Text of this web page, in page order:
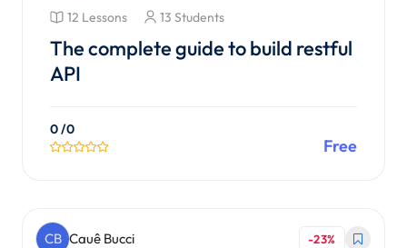
12 Lessons 13 Students
The complete guide to build restful
API
0/0
Free
CB Cauê Bucci -23%